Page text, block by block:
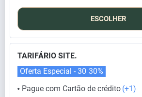
ESCOLHER
TARIFÁRIO SITE.
⬤ Pague com Cartão de crédito (+1)
Oferta Especial - 30 30%